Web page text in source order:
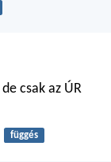
de csak az ÚR
függés